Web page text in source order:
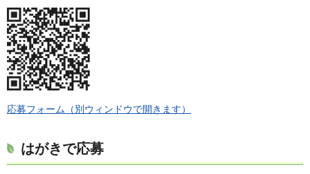
応募フォーム（別ウィンドウで開きます）
はがきで応募